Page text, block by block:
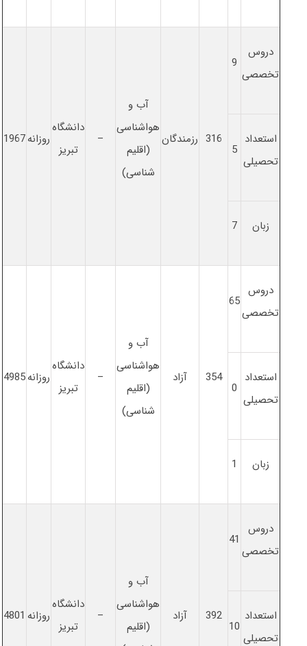
دروس
تخصصی
9
316 رزمندگان
آب و
هواشناسی
(اقلیم
شناسی)
–
دانشگاه
تبریز
روزانه1967
استعداد
تحصیلی
5
زبان 7
دروس
تخصصی
65
354 آزاد
آب و
هواشناسی
(اقلیم
شناسی)
–
دانشگاه
تبریز
روزانه4985
استعداد
تحصیلی
0
زبان 1
دروس
تخصصی
41
392 آزاد
آب و
هواشناسی
(اقلیم
–
دانشگاه
تبریز
روزانه 4801
استعداد
تحصیلی
10